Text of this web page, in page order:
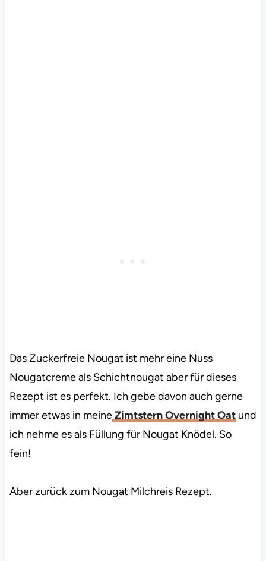
Das Zuckerfreie Nougat ist mehr eine Nuss
Nougatcreme als Schichtnougat aber für dieses
Rezept ist es perfekt. Ich gebe davon auch gerne
immer etwas in meineZimtstern Overnight Oatund
ich nehme es als Füllung für Nougat Knödel. So
fein!
Aber zurück zum Nougat Milchreis Rezept.